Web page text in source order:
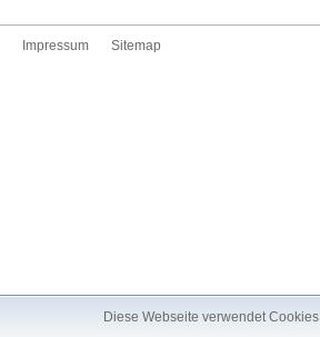
Diese Webseite verwendet Cookies
Impressum Sitemap